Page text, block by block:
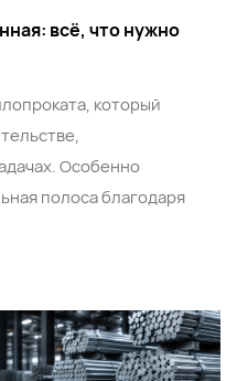
всё, что нужно
который
Особенно
полоса благодаря